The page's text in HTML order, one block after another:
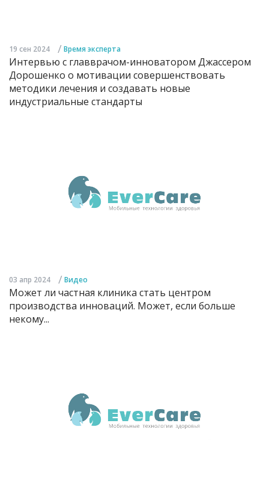
19 сен 2024 / Время эксперта
Интервью с главврачом-инноватором Джассером
Дорошенко о мотивации совершенствовать
методики лечения и создавать новые
индустриальные стандарты
03 апр 2024 / Видео
Может ли частная клиника стать центром
производства инноваций. Может, если больше
некому...